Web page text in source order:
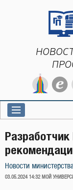
Новости
ОПУБЛИКОВАНО
03.05.2024 14:32 МОЙ